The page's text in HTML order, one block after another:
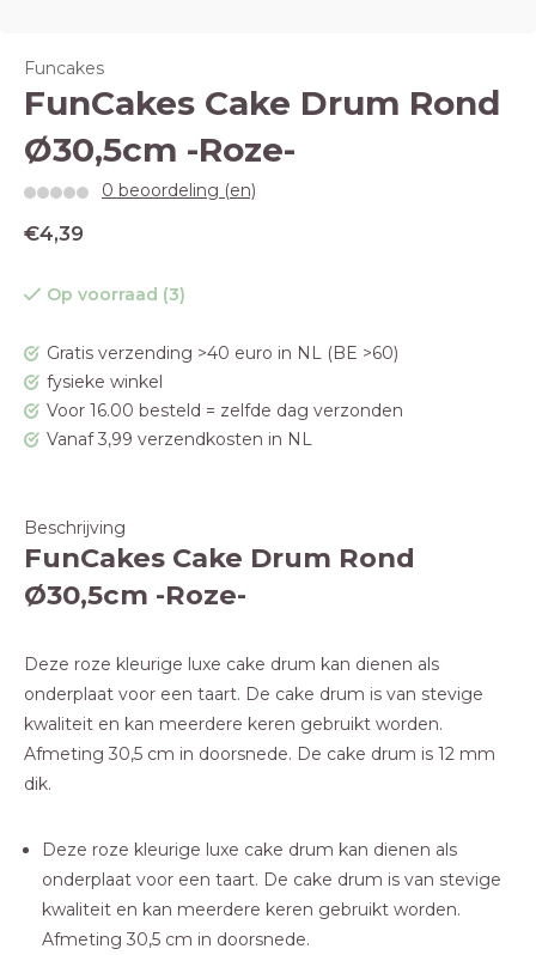
Funcakes
FunCakes Cake Drum Rond
Ø30,5cm -Roze-
0 beoordeling (en)
€4,39
Op voorraad (3)
Gratis verzending >40 euro in NL (BE >60)
fysieke winkel
Voor 16.00 besteld = zelfde dag verzonden
Vanaf 3,99 verzendkosten in NL
Beschrijving
FunCakes Cake Drum Rond
Ø30,5cm -Roze-
Deze roze kleurige luxe cake drum kan dienen als
onderplaat voor een taart. De cake drum is van stevige
kwaliteit en kan meerdere keren gebruikt worden.
Afmeting 30,5 cm in doorsnede. De cake drum is 12 mm
dik.
Deze roze kleurige luxe cake drum kan dienen als
onderplaat voor een taart. De cake drum is van stevige
kwaliteit en kan meerdere keren gebruikt worden.
Afmeting 30,5 cm in doorsnede.